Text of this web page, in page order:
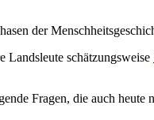
der
Landsleute schätzungsweise
Fragen, die auch